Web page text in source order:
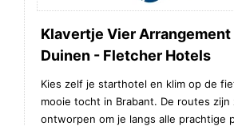
Klavertje Vier Arrangement
Duinen - Fletcher Hotels
Kies zelf je starthotel en klim op de
mooie tocht in Brabant. De routes zijn
ontworpen om je langs alle prachtige